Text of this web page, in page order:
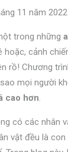
11 năm
trong những
hoặc, cảnh
rồ! Chương
mọi người
cao hơn.
có các nhân
vật đều là con